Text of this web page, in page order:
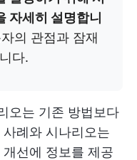
자세히 설명합니
의 관점과 잠재
다.
오는 기존 방법보다
례와 시나리오는
선에 정보를 제공